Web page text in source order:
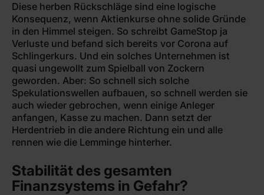
Diese herben Rückschläge sind eine logische
Konsequenz, wenn Aktienkurse ohne solide Gründe
in den Himmel steigen. So schreibt GameStop ja
Verluste und befand sich bereits vor Corona auf
Schlingerkurs. Und ein solches Unternehmen ist
quasi ungewollt zum Spielball von Zockern
geworden. Aber: So schnell sich solche
Spekulationswellen aufbauen, so schnell werden sie
auch wieder gebrochen, wenn einige Anleger
anfangen, Kasse zu machen. Dann setzt der
Herdentrieb in die andere Richtung ein und alle
rennen wie die Lemminge hinterher.
Stabilität des gesamten
Finanzsystems in Gefahr?